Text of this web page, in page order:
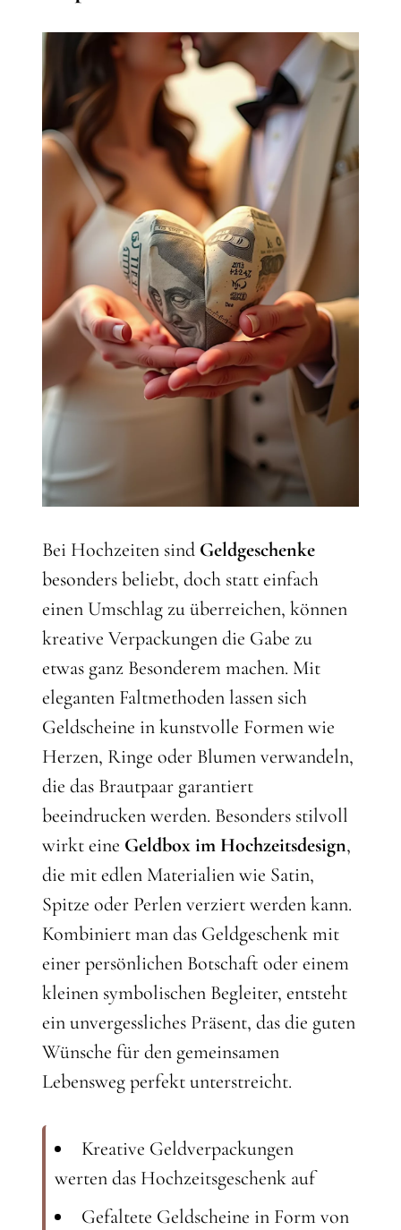
Bei Hochzeiten sind Geldgeschenke
besonders beliebt, doch statt einfach
einen Umschlag zu überreichen, können
kreative Verpackungen die Gabe zu
etwas ganz Besonderem machen. Mit
eleganten Faltmethoden lassen sich
Geldscheine in kunstvolle Formen wie
Herzen, Ringe oder Blumen verwandeln,
die das Brautpaar garantiert
beeindrucken werden. Besonders stilvoll
wirkt eine Geldbox im Hochzeitsdesign,
die mit edlen Materialien wie Satin,
Spitze oder Perlen verziert werden kann.
Kombiniert man das Geldgeschenk mit
einer persönlichen Botschaft oder einem
kleinen symbolischen Begleiter, entsteht
ein unvergessliches Präsent, das die guten
Wünsche für den gemeinsamen
Lebensweg perfekt unterstreicht.
Kreative Geldverpackungen
werten das Hochzeitsgeschenk auf
Gefaltete Geldscheine in Form von